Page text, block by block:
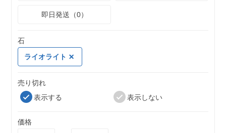
即日発送（0）
石
ライオライト
売り切れ
表示する
表示しない
価格